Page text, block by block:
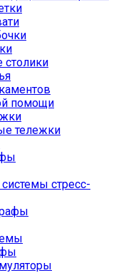
столики
помощи
тележки
стресс-